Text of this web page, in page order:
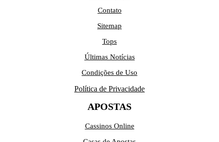
Contato
Sitemap
Tops
Últimas Notícias
Condições de Uso
Política de Privacidade
APOSTAS
Cassinos Online